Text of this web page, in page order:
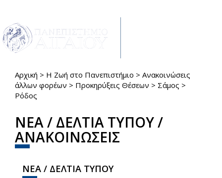
Παράκαμψη προς το κυρίως περιεχόμενο
Είστε εδώ
Αρχική > Η Ζωή στο Πανεπιστήμιο > Ανακοινώσεις
άλλων φορέων > Προκηρύξεις Θέσεων > Σάμος >
Ρόδος
ΝΕΑ / ΔΕΛΤΙΑ ΤΥΠΟΥ /
ΑΝΑΚΟΙΝΩΣΕΙΣ
ΝΕΑ / ΔΕΛΤΙΑ ΤΥΠΟΥ